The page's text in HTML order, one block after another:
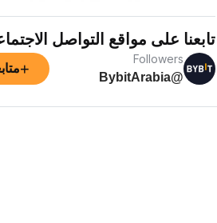
تابعنا على مواقع التواصل
Followers
@BybitArabia
+